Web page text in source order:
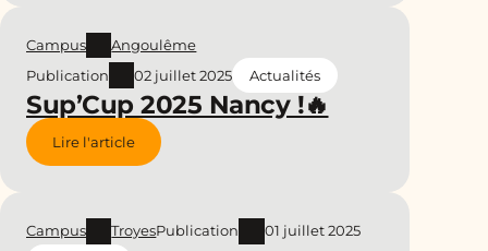
Sup’Cup 2025 Nancy !🔥
Campus
Angoulême
Publication
02 juillet 2025 Actualités
Lire l'article
Campus TroyesPublication
01 juillet 2025